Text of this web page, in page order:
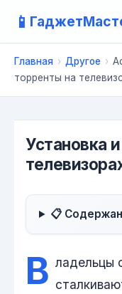
📱
Главная › Другое ›
торренты на
Установка
📋
В ладельцы